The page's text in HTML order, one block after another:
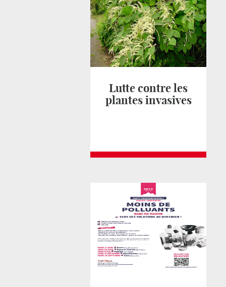
Lutte contre les
plantes invasives